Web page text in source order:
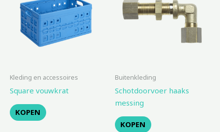
Kleding en accessoires
Square vouwkrat
KOPEN
Buitenkleding
Schotdoorvoer haaks
messing
KOPEN